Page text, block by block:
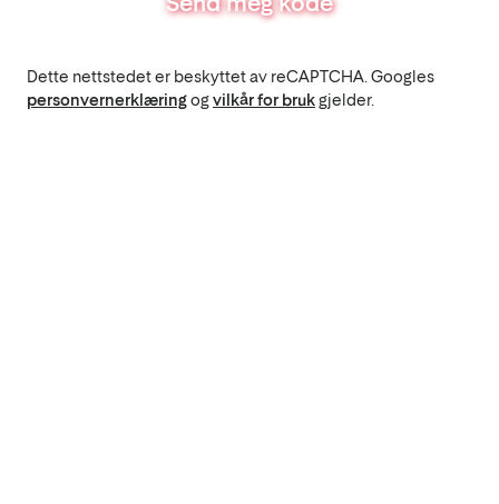
Dette nettstedet er beskyttet av reCAPTCHA. Googles
personvernerklæringogvilkår for brukgjelder.